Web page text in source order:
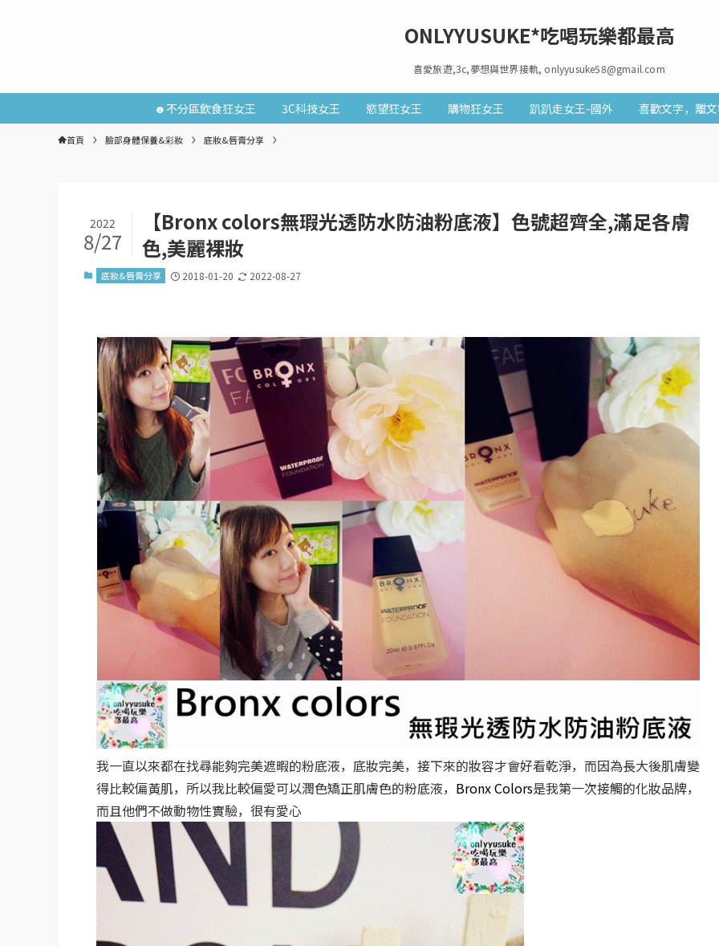
ONLYYUSUKE*吃喝玩樂都最高
喜愛旅遊,3c,夢想與世界接軌, onlyyusuke58@gmail.com
☻不分區飲食狂女王 3C科技女王 慾望狂女王 購物狂女王 趴趴走女王-國外 喜歡文字，離
首頁 臉部身體保養&彩妝 底妝&唇膏分享
【Bronx colors無瑕光透防水防油粉底液】色號超齊全,滿足各膚
色,美麗裸妝
2022
8/27
底妝&唇膏分享 2018-01-20 2022-08-27
我一直以來都在找尋能夠完美遮暇的粉底液，底妝完美，接下來的妝容才會好看乾淨，而因為長大後肌膚變
得比較偏黃肌，所以我比較偏愛可以潤色矯正肌膚色的粉底液， Bronx Colors是我第一次接觸的化妝品牌，
而且他們不做動物性實驗，很有愛心